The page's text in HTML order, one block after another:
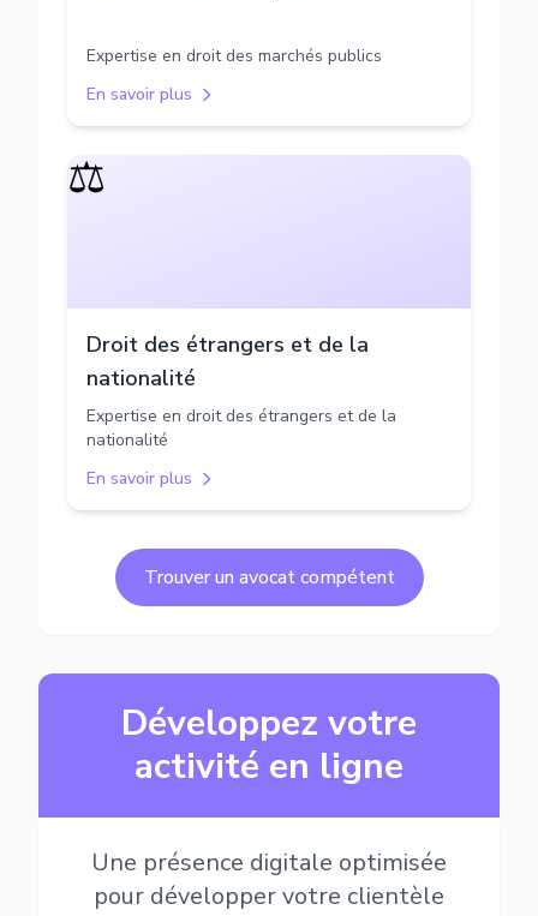
Expertise en droit des marchés publics
En savoir plus
⚖️
Droit des étrangers et de la
nationalité
Expertise en droit des étrangers et de la
nationalité
En savoir plus
Trouver un avocat compétent
Développez votre
activité en ligne
Une présence digitale optimisée
pour développer votre clientèle